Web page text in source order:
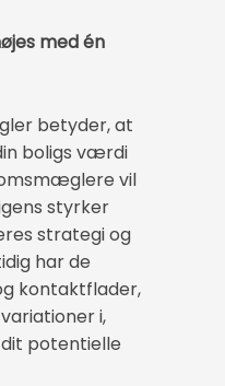
med én
betyder, at
boligs værdi
vil
styrker
strategi og
har de
kontaktflader,
i,
potentielle